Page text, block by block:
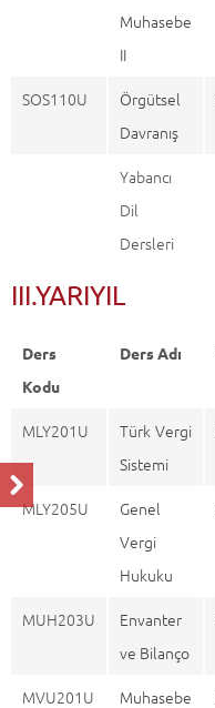
Muhasebe
II
SOS110U
Örgütsel
Davranış
Yabancı
Dil
Dersleri
III.YARIYIL
Ders
Kodu
Ders Adı
MLY201U
Türk Vergi
Sistemi
MLY205U
Genel
Vergi
Hukuku
MUH203U
Envanter
ve Bilanço
MVU201U
Muhasebe